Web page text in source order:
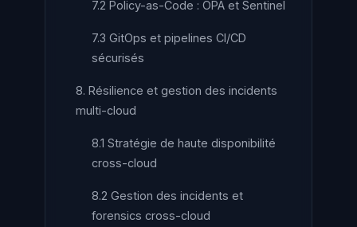
7.2 Policy-as-Code : OPA et Sentinel
7.3 GitOps et pipelines CI/CD
sécurisés
8. Résilience et gestion des incidents
multi-cloud
8.1 Stratégie de haute disponibilité
cross-cloud
8.2 Gestion des incidents et
forensics cross-cloud